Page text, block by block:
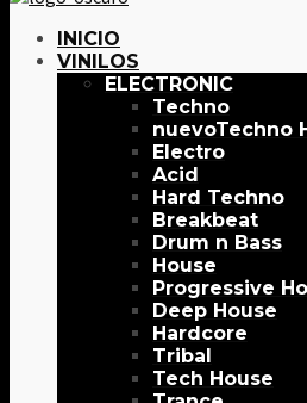
INICIO
VINILOS
ELECTRONIC
Techno
Techno
Electro
Acid
Hard Techno
Breakbeat
Drum n Bass
House
Progressive
Deep House
Hardcore
Tribal
Tech House